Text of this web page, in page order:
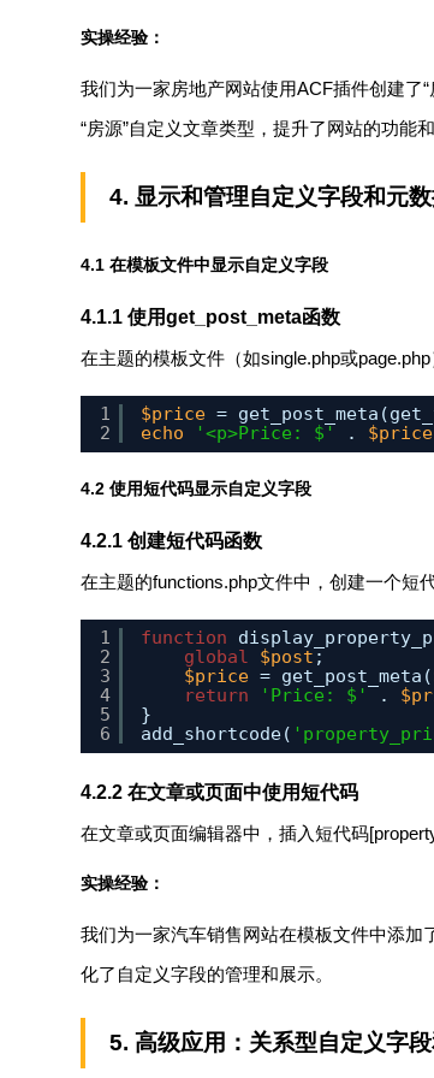
实操经验：
我们为一家房地产网站使用ACF插件创建了“
“房源”自定义文章类型，提升了网站的功能和
4. 显示和管理自定义字段和元
4.1 在模板文件中显示自定义字段
4.1.1 使用get_post_meta函数
在主题的模板文件（如single.php或page.php
1
2
$price =
echo
'<p>Price: $' . $price
4.2 使用短代码显示自定义字段
4.2.1 创建短代码函数
在主题的functions.php文件中，创建一个短
1
2
3
4
5
6
function
global
$post ;
$price = get_post_meta(
return
'Price: $' .
}
add_shortcode(
4.2.2 在文章或页面中使用短代码
在文章或页面编辑器中，插入短代码
实操经验：
我们为一家汽车销售网站在模板文件中添加
化了自定义字段的管理和展示。
5. 高级应用：关系型自定义字